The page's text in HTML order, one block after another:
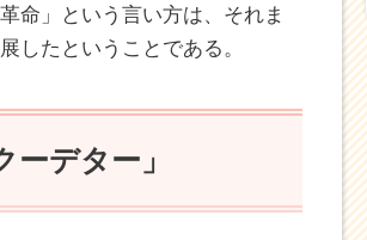
命」という言い方は、それま
したということである。
デター」